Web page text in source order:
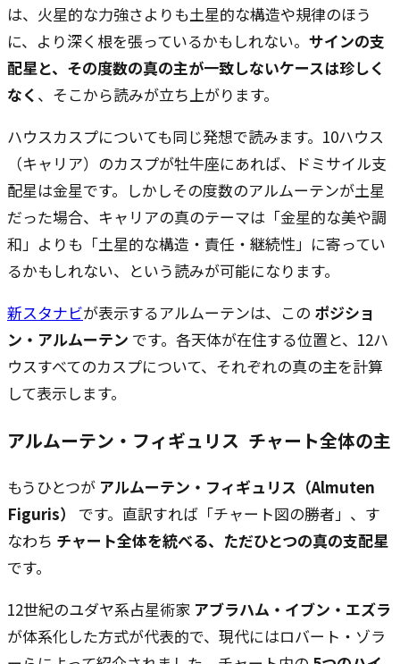
は、火星的な力強さよりも土星的な構造や規律のほう
に、より深く根を張っているかもしれない。 サインの支
配星と、その度数の真の主が一致しないケースは珍しく
なく 、そこから読みが立ち上がります。
ハウスカスプについても同じ発想で読みます。10ハウス
（キャリア）のカスプが牡牛座にあれば、ドミサイル支
配星は金星です。しかしその度数のアルムーテンが土星
だった場合、キャリアの真のテーマは「金星的な美や調
和」よりも「土星的な構造・責任・継続性」に寄ってい
るかもしれない、という読みが可能になります。
新スタナビが表示するアルムーテンは、この ポジショ
ン・アルムーテン です。各天体が在住する位置と、12ハ
ウスすべてのカスプについて、それぞれの真の主を計算
して表示します。
アルムーテン・フィギュリス ―― チャート全体の主
もうひとつが アルムーテン・フィギュリス（Almuten
Figuris）
です。直訳すれば「チャート図の勝者」、す
なわち チャート全体を統べる、ただひとつの真の支配星
です。
12世紀のユダヤ系占星術家 アブラハム・イブン・エズラ
が体系化した方式が代表的で、現代にはロバート・ゾラ